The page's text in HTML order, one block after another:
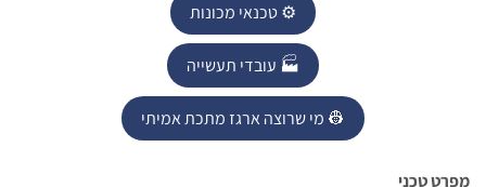
⚙️ טכנאי מכונות
🏭 עובדי תעשייה
👷 מי שרוצה ארגז מתכת אמיתי
טכני